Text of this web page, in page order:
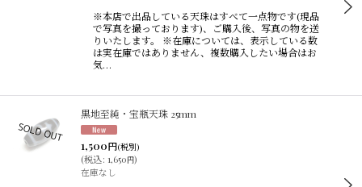
※本店で出品している天珠はすべて一点物です(現品
で写真を撮っております)、ご購入後、写真の物を送
りいたします。 ※在庫については、表示している数
は実在庫ではありません、複数購入したい場合はお
気…
黒地至純・宝瓶天珠 25mm
1,500円(税別)
(税込: 1,650円)
在庫なし